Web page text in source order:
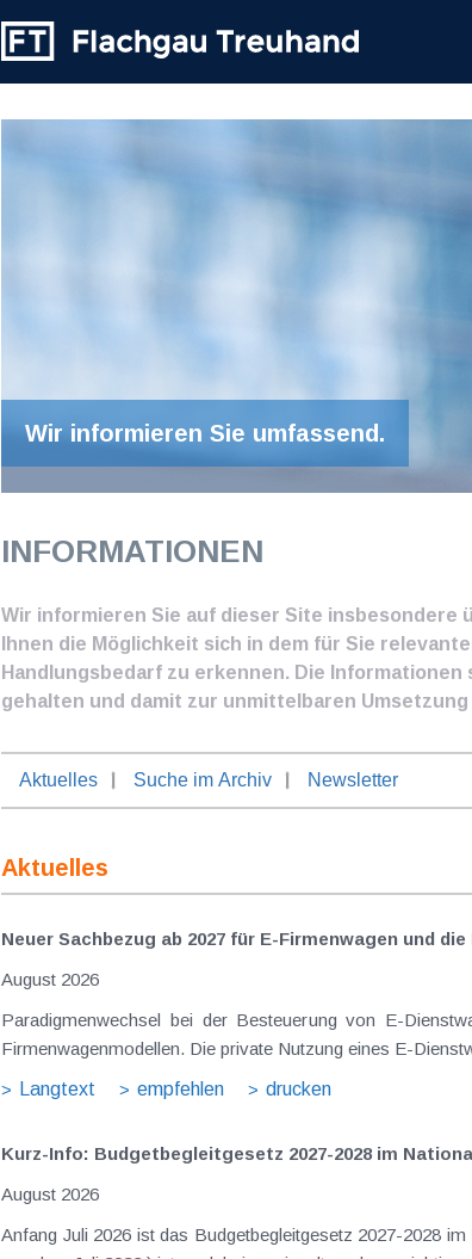
Wir informieren Sie umfassend.
INFORMATIONEN
Wir informieren Sie auf dieser Site insbesondere
Ihnen die Möglichkeit sich in dem für Sie
Handlungsbedarf zu erkennen. Die
gehalten und damit zur unmittelbaren
Aktuelles Suche im Archiv Newsletter
Aktuelles
Neuer Sachbezug ab 2027 für E-Firmenwagen und
August 2026
Paradigmenwechsel bei der Besteuerung von E-Dienstwagen Über Jahre hinweg galten reine Elektrofahrzeuge als steuerlicher
Firmenwagenmodellen. Die private Nutzung eines E-
Langtext
empfehlen drucken
Kurz-Info: Budgetbegleitgesetz 2027-2028 im
August 2026
Anfang Juli 2026 ist das Budgetbegleitgesetz 2027-2028